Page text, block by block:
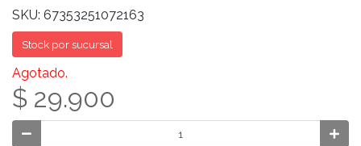
SKU: 67353251072163
Stock por sucursal
Agotado.
$ 29.900